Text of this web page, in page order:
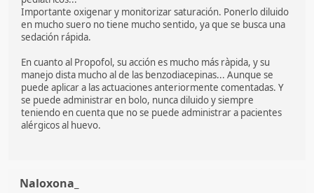
Importante oxigenar y monitorizar saturación. Ponerlo diluido
en mucho suero no tiene mucho sentido, ya que se busca una
sedación rápida.
En cuanto al Propofol, su acción es mucho más ràpida, y su
manejo dista mucho al de las benzodiacepinas... Aunque se
puede aplicar a las actuaciones anteriormente comentadas. Y
se puede administrar en bolo, nunca diluido y siempre
teniendo en cuenta que no se puede administrar a pacientes
alérgicos al huevo.
Naloxona_